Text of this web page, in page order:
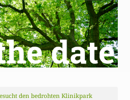
den bedrohten Klinikpark